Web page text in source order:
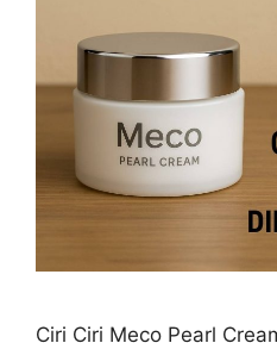
Ciri Ciri Meco Pearl